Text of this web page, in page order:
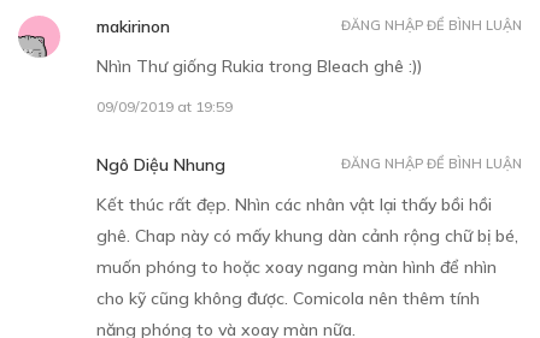
makirinon
Nhìn Thư giống Rukia trong Bleach ghê :))
09/09/2019 at 19:59
ĐĂNG NHẬP ĐỂ BÌNH LUẬN
Ngô Diệu Nhung
Kết thúc rất đẹp. Nhìn các nhân vật lại thấy bồi hồi
ghê. Chap này có mấy khung dàn cảnh rộng chữ bị bé,
muốn phóng to hoặc xoay ngang màn hình để nhìn
cho kỹ cũng không được. Comicola nên thêm tính
năng phóng to và xoay màn nữa.
ĐĂNG NHẬP ĐỂ BÌNH LUẬN